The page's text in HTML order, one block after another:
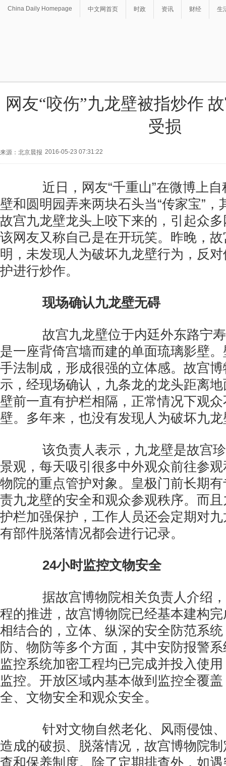
China Daily Homepage 中文网首页 时政 资讯 财经 生
网友“咬伤”九龙壁被指炒作
受损
来源：北京晨报 2016-05-23 07:31:22
近日，网友“千重山”在微博上自
壁和圆明园弄来两块石头当“传家宝”，
故宫九龙壁龙头上咬下来的，引起众
该网友又称自己是在开玩笑。昨晚，
明，未发现人为破坏九龙壁行为，反
护进行炒作。
现场确认九龙壁无碍
故宫九龙壁位于内廷外东路宁寿
是一座背倚宫墙而建的单面琉璃影壁
手法制成，形成很强的立体感。故宫
示，经现场确认，九条龙的龙头距离
壁前一直有护栏相隔，正常情况下观
壁。多年来，也没有发现人为破坏九
该负责人表示，九龙壁是故宫珍
景观，每天吸引很多中外观众前往参
物院的重点管护对象。皇极门前长期
责九龙壁的安全和观众参观秩序。而
护栏加强保护，工作人员还会定期对
有部件脱落情况都会进行记录。
24小时监控文物安全
据故宫博物院相关负责人介绍，
程的推进，故宫博物院已经基本建构
相结合的，立体、纵深的安全防范系
防、物防等多个方面，其中安防报警
监控系统加密工程均已完成并投入使
监控。开放区域内基本做到监控全覆
全、文物安全和观众安全。
针对文物自然老化、风雨侵蚀、
造成的破损、脱落情况，故宫博物院
查和保养制度。除了定期排查外，如